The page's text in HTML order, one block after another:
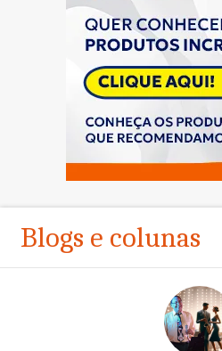
Blogs e colunas